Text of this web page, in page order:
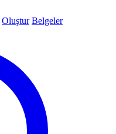
Oluştur Belgeler